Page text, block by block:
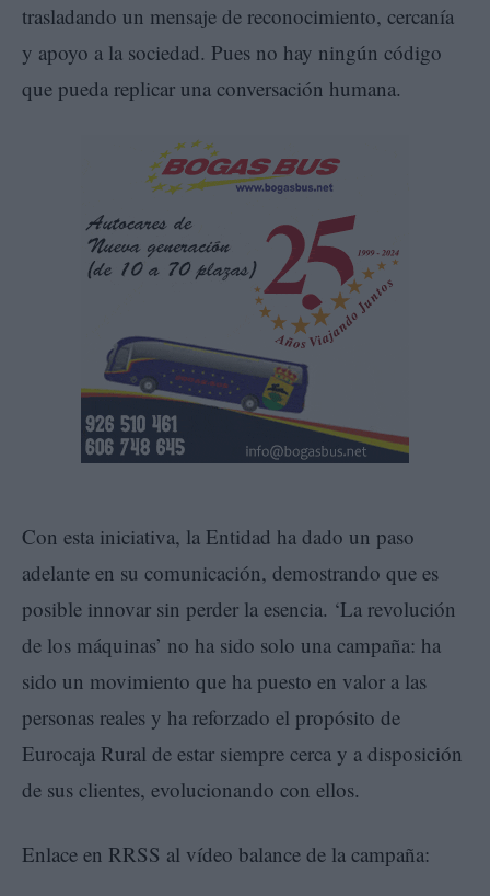
trasladando un mensaje de reconocimiento, cercanía
y apoyo a la sociedad. Pues no hay ningún código
que pueda replicar una conversación humana.
Con esta iniciativa, la Entidad ha dado un paso
adelante en su comunicación, demostrando que es
posible innovar sin perder la esencia. ‘La revolución
de los máquinas’ no ha sido solo una campaña: ha
sido un movimiento que ha puesto en valor a las
personas reales y ha reforzado el propósito de
Eurocaja Rural de estar siempre cerca y a disposición
de sus clientes, evolucionando con ellos.
Enlace en RRSS al vídeo balance de la campaña: